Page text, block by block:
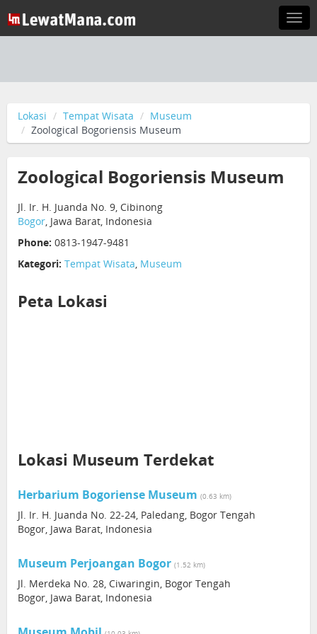
Lokasi Tempat Wisata
Museum
Zoological Bogoriensis Museum
Zoological Bogoriensis Museum
Jl. Ir. H. Juanda No. 9, Cibinong
Bogor, Jawa Barat, Indonesia
Phone: 0813-1947-9481
Kategori: Tempat Wisata, Museum
Peta Lokasi
Lokasi Museum Terdekat
Herbarium Bogoriense Museum (0.63 km)
Jl. Ir. H. Juanda No. 22-24, Paledang, Bogor Tengah
Bogor, Jawa Barat, Indonesia
Museum Perjoangan Bogor (1.52 km)
Jl. Merdeka No. 28, Ciwaringin, Bogor Tengah
Bogor, Jawa Barat, Indonesia